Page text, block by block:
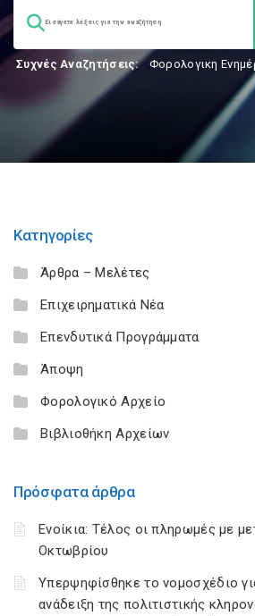
Συχνές Αναζητήσεις: Φορολογικη
Κατηγορίες
Άρθρα – Μελέτες
Επιχειρηματικά Νέα
Επενδυτικά Προγράμματα
Άποψη
Φορολογικό Αρχείο
Βιβλιοθήκη Αρχείων
Πρόσφατα άρθρα
Ενοίκια: Τέλος οι πληρωμές με
Οκτωβρίου
Υπερψηφίσθηκε το νομοσχέδιο
ανάδειξη της πολιτιστικής